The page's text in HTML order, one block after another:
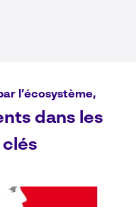
l’écosystème,
dans les